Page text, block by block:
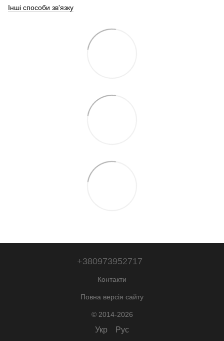
Інші способи зв'язку
+380973952717
Контакти
Повна версія сайту
© 2014-2026
Укр Рус